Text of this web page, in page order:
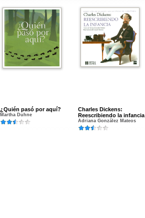
¿Quién pasó por aquí?
Martha Duhne
Charles Dickens:
Reescribiendo la infancia
Adriana González Mateos